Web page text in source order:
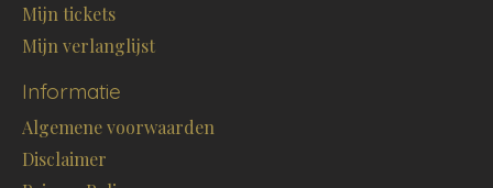
Mijn tickets
Mijn verlanglijst
Informatie
Algemene voorwaarden
Disclaimer